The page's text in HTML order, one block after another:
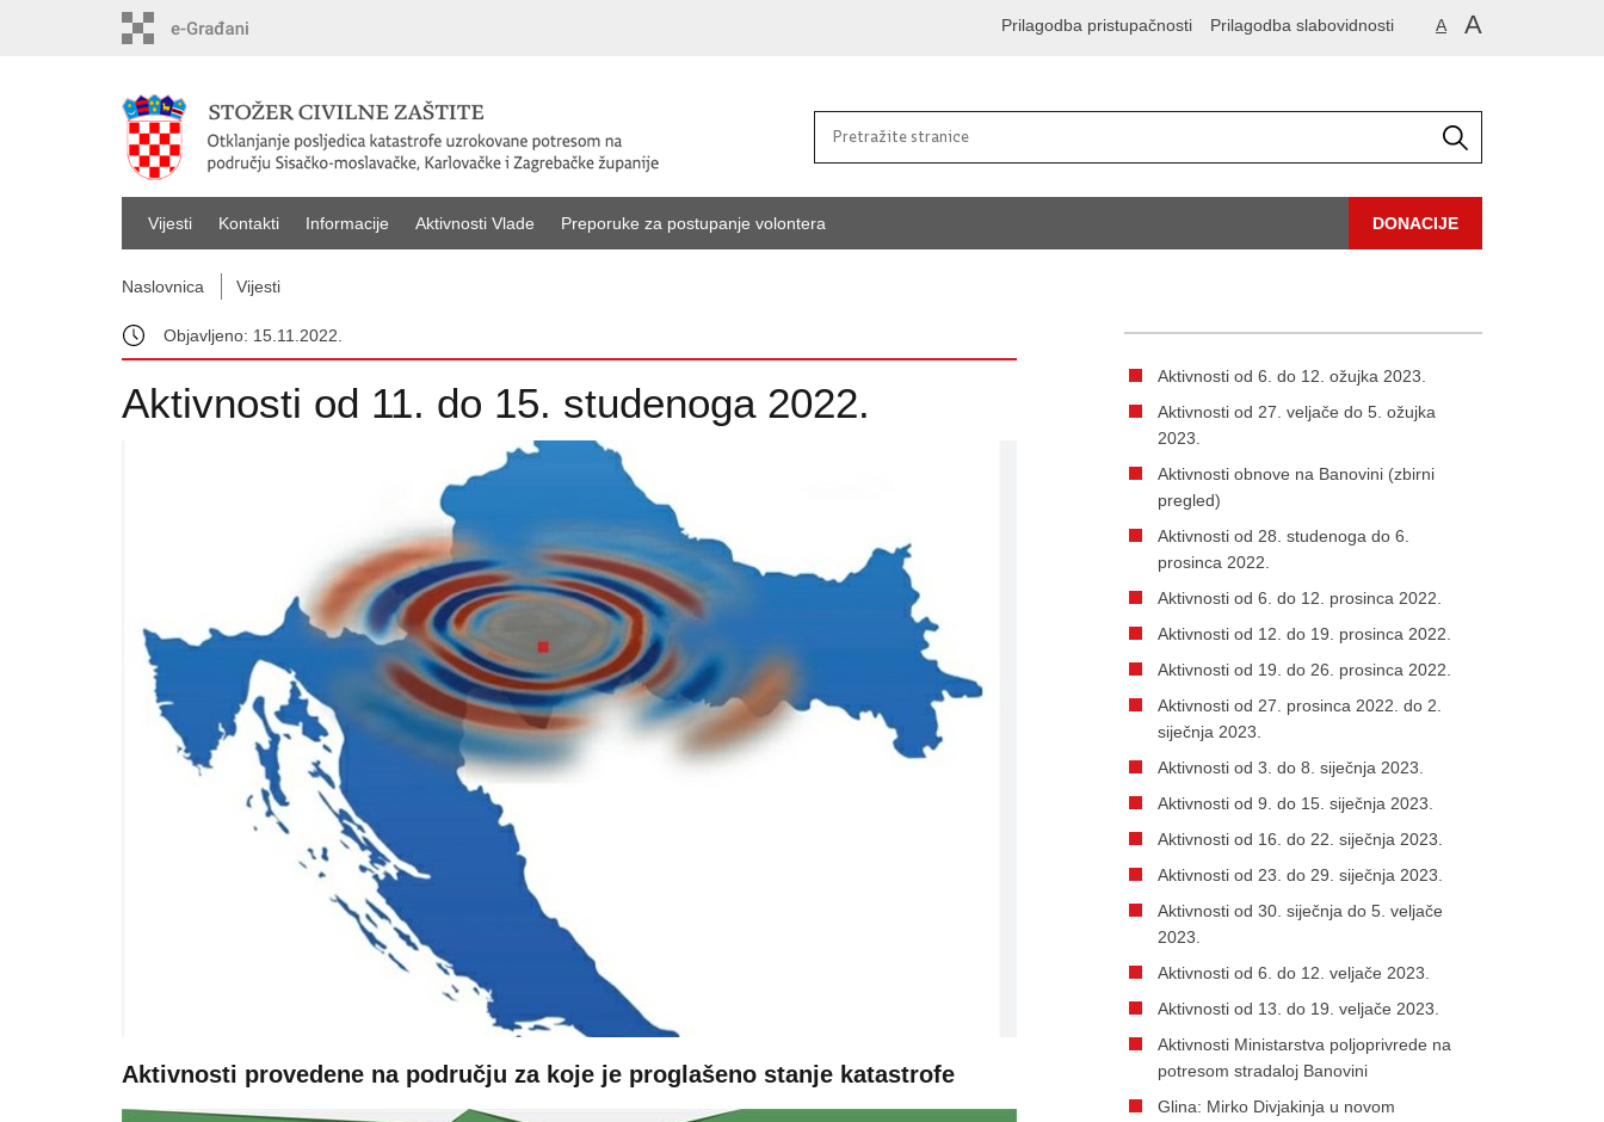
A A
Prilagodba pristupačnosti Prilagodba slabovidnosti
Vijesti Kontakti Informacije Aktivnosti Vlade Preporuke za postupanje volontera DONACIJE
Naslovnica Vijesti
Objavljeno: 15.11.2022.
Aktivnosti od 11. do 15. studenoga 2022.
Aktivnosti provedene na području za koje je proglašeno stanje katastrofe
Aktivnosti od 6. do 12. ožujka 2023.
Aktivnosti od 27. veljače do 5. ožujka
2023.
Aktivnosti obnove na Banovini (zbirni
pregled)
Aktivnosti od 28. studenoga do 6.
prosinca 2022.
Aktivnosti od 6. do 12. prosinca 2022.
Aktivnosti od 12. do 19. prosinca 2022.
Aktivnosti od 19. do 26. prosinca 2022.
Aktivnosti od 27. prosinca 2022. do 2.
siječnja 2023.
Aktivnosti od 3. do 8. siječnja 2023.
Aktivnosti od 9. do 15. siječnja 2023.
Aktivnosti od 16. do 22. siječnja 2023.
Aktivnosti od 23. do 29. siječnja 2023.
Aktivnosti od 30. siječnja do 5. veljače
2023.
Aktivnosti od 6. do 12. veljače 2023.
Aktivnosti od 13. do 19. veljače 2023.
Aktivnosti Ministarstva poljoprivrede na
potresom stradaloj Banovini
Glina: Mirko Divjakinja u novom